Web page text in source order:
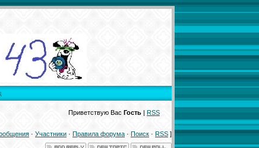
Приветствую Вас Гость | RSS
· Участники · Правила форума · Поиск · RSS ]